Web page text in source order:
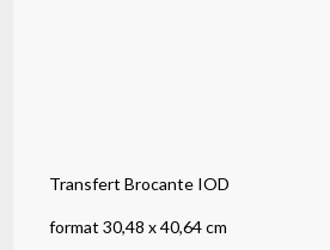
Transfert Brocante IOD
format 30,48 x 40,64 cm